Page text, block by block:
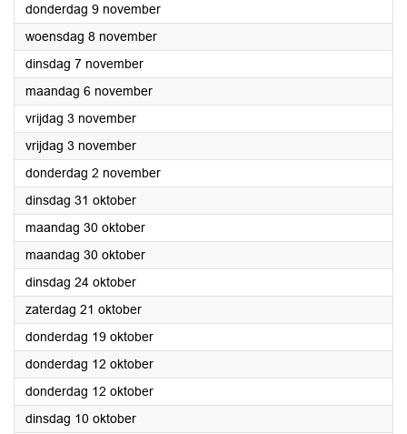
donderdag 9 november2023
woensdag 8 november2023
dinsdag 7 november2023
maandag 6 november2023
vrijdag 3 november2023
vrijdag 3 november2023
donderdag 2 november2023
dinsdag 31 oktober2023
maandag 30 oktober2023
maandag 30 oktober2023
dinsdag 24 oktober2023
zaterdag 21 oktober2023
donderdag 19 oktober2023
donderdag 12 oktober2023
donderdag 12 oktober2023
dinsdag 10 oktober2023